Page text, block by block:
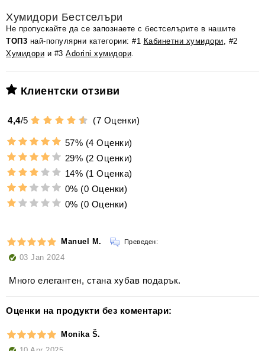
Хумидори Бестселъри
Не пропускайте да се запознаете с бестселърите в нашите
ТОП3 най-популярни категории: #1 Кабинетни хумидори, #2
Хумидори и #3 Adorini хумидори.
Клиентски отзиви
4,4/5 (7 Оценки)
57% (4 Оценки)
29% (2 Оценки)
14% (1 Оценка)
0% (0 Оценки)
0% (0 Оценки)
Manuel M. Преведен:
03 Jan 2024
Много елегантен, стана хубав подарък.
Оценки на продукти без коментари:
Monika Š.